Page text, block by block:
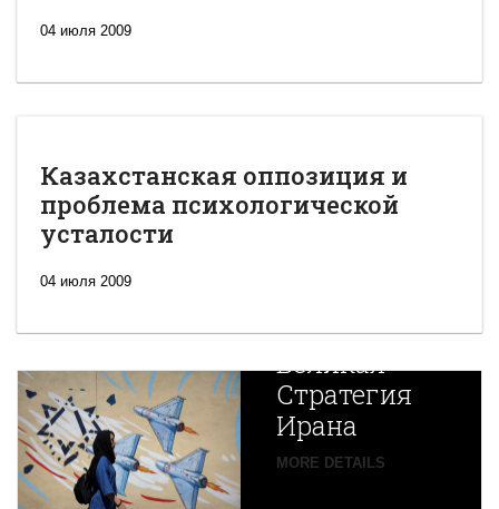
04 июля 2009
Казахстанская оппозиция и
проблема психологической
усталости
04 июля 2009
Новая
Великая
Стратегия
Ирана
MORE DETAILS
Путин